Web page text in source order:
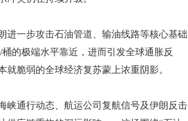
一步攻击石油管道、输油线路等核心基础
的极端水平靠近，进而引发全球通胀反
脆弱的全球经济复苏蒙上浓重阴影。
通行动态、航运公司复航信号及伊朗反击